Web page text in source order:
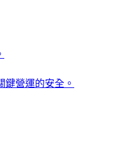
鍵營運的安全。